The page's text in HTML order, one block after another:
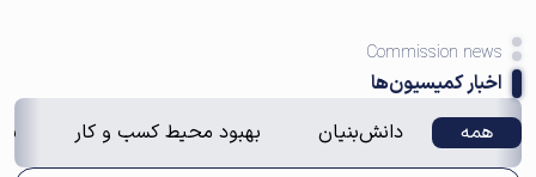
Commission news
اخبار کمیسیون‌ها
همه
دانش‌بنیان بهبود محیط کسب و کار